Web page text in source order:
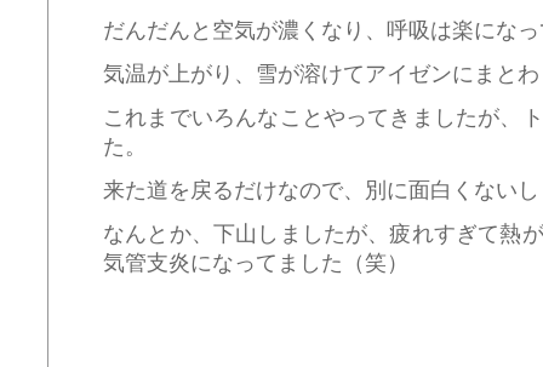
だんだんと空気が濃くなり、呼吸は楽にな
気温が上がり、雪が溶けてアイゼンにまと
これまでいろんなことやってきましたが、
た。
来た道を戻るだけなので、別に面白くないし
なんとか、下山しましたが、疲れすぎて熱
気管支炎になってました（笑）